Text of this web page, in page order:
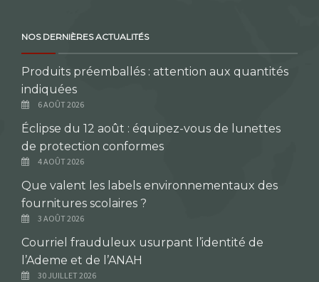
NOS DERNIÈRES ACTUALITÉS
Produits préemballés : attention aux quantités
indiquées
6 AOÛT 2026
Éclipse du 12 août : équipez-vous de lunettes
de protection conformes
4 AOÛT 2026
Que valent les labels environnementaux des
fournitures scolaires ?
3 AOÛT 2026
Courriel frauduleux usurpant l’identité de
l’Ademe et de l’ANAH
30 JUILLET 2026